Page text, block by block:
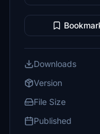
Downloads
Version
File Size
Published